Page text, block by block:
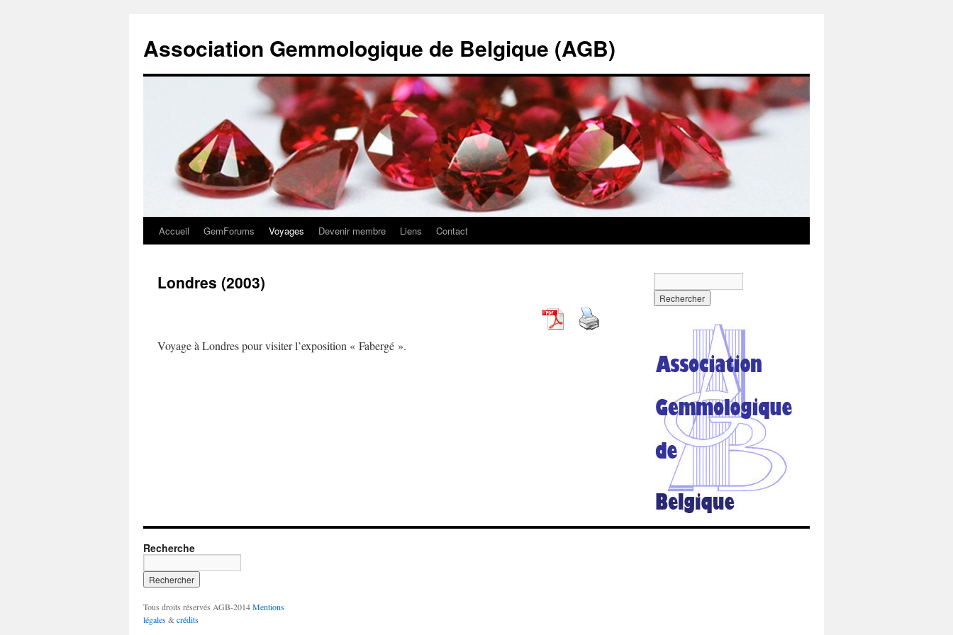
Association Gemmologique de Belgique (AGB)
Aller
contenu
Accueil GemForums Voyages Devenir membre Liens Contact
Londres (2003)
Voyage à Londres pour visiter l’exposition « Fabergé ».
Recherche
Tous droits réservés AGB-2014Mentions
légales& crédits